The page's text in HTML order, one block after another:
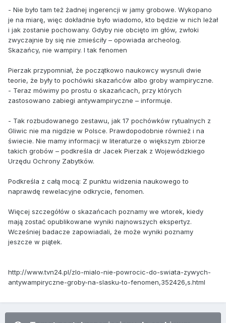
- Nie było tam też żadnej ingerencji w jamy grobowe. Wykopano
je na miarę, więc dokładnie było wiadomo, kto będzie w nich leżał
i jak zostanie pochowany. Gdyby nie obcięto im głów, zwłoki
zwyczajnie by się nie zmieściły – opowiada archeolog.
Skazańcy, nie wampiry. I tak fenomen
Pierzak przypomniał, że początkowo naukowcy wysnuli dwie
teorie, że były to pochówki skazańców albo groby wampiryczne.
- Teraz mówimy po prostu o skazańcach, przy których
zastosowano zabiegi antywampiryczne – informuje.
- Tak rozbudowanego zestawu, jak 17 pochówków rytualnych z
Gliwic nie ma nigdzie w Polsce. Prawdopodobnie również i na
świecie. Nie mamy informacji w literaturze o większym zbiorze
takich grobów – podkreśla dr Jacek Pierzak z Wojewódzkiego
Urzędu Ochrony Zabytków.
Podkreśla z całą mocą: Z punktu widzenia naukowego to
naprawdę rewelacyjne odkrycie, fenomen.
Więcej szczegółów o skazańcach poznamy we wtorek, kiedy
mają zostać opublikowane wyniki najnowszych ekspertyz.
Wcześniej badacze zapowiadali, że może wyniki poznamy
jeszcze w piątek.
http://www.tvn24.pl/zlo-mialo-nie-powrocic-do-swiata-zywych-
antywampiryczne-groby-na-slasku-to-fenomen,352426,s.html